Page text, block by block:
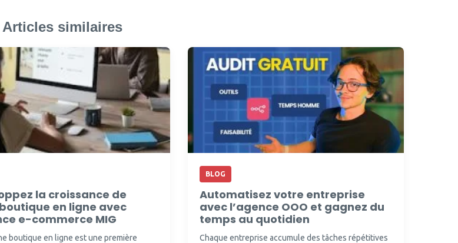
Articles similaires
la croissance de
en ligne avec
e-commerce MIG
boutique en ligne est une première
BLOG
Automatisez votre entreprise
avec l’agence OOO et gagnez du
temps au quotidien
Chaque entreprise accumule des tâches répétitives